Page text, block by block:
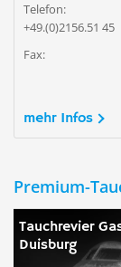
Telefon:
+49.(0)2156.51 45
Fax:
mehr Infos
Premium-
Tauchrevier
Duisburg